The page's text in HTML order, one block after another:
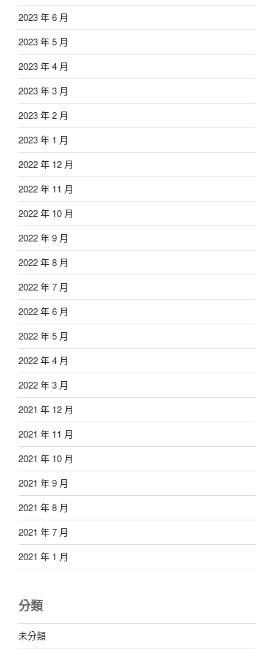
2023 年 6 月
2023 年 5 月
2023 年 4 月
2023 年 3 月
2023 年 2 月
2023 年 1 月
2022 年 12 月
2022 年 11 月
2022 年 10 月
2022 年 9 月
2022 年 8 月
2022 年 7 月
2022 年 6 月
2022 年 5 月
2022 年 4 月
2022 年 3 月
2021 年 12 月
2021 年 11 月
2021 年 10 月
2021 年 9 月
2021 年 8 月
2021 年 7 月
2021 年 1 月
分類
未分類